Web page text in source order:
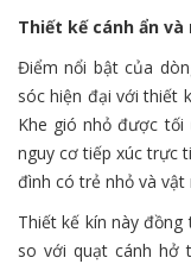
Thiết kế cánh ẩn
Điểm nổi bật của
sóc hiện đại với thiết
Khe gió nhỏ được
nguy cơ tiếp xúc trực
đình có trẻ nhỏ và vật
Thiết kế kín này
so với quạt cánh hở